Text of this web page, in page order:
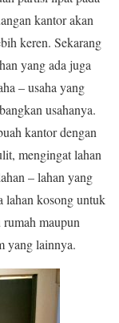
kantor akan
keren. Sekarang
yang ada juga
– usaha yang
usahanya.
kantor dengan
mengingat lahan
– lahan yang
lahan kosong untuk
maupun
yang lainnya.